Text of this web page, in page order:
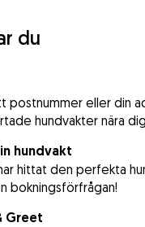
du
postnummer eller din
hundvakter nära
hundvakt
hittat den perfekta
bokningsförfrågan!
Greet